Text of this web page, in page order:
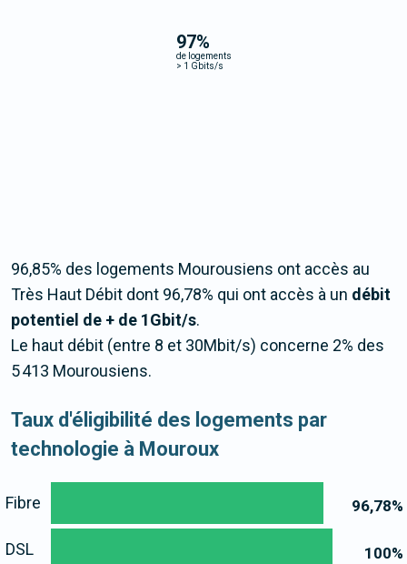
97%
de logements
> 1 Gbits/s
96,85% des logements Mourousiens ont accès au
Très Haut Débit dont 96,78% qui ont accès à un débit
potentiel de + de 1Gbit/s.
Le haut débit (entre 8 et 30Mbit/s) concerne 2% des
5 413 Mourousiens.
Taux d'éligibilité des logements par
technologie à Mouroux
96,78%
100%
Fibre
DSL